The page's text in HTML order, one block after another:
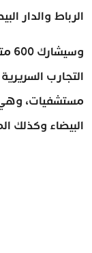
الرباط والدار
التجارب
مستشفيات، وهي
البيضاء وكذلك